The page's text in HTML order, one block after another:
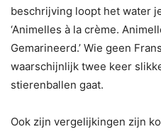
beschrijving loopt het water
‘Animelles à la crème.
Gemarineerd.’ Wie geen
waarschijnlijk twee keer
stierenballen gaat.
Ook zijn vergelijkingen zijn